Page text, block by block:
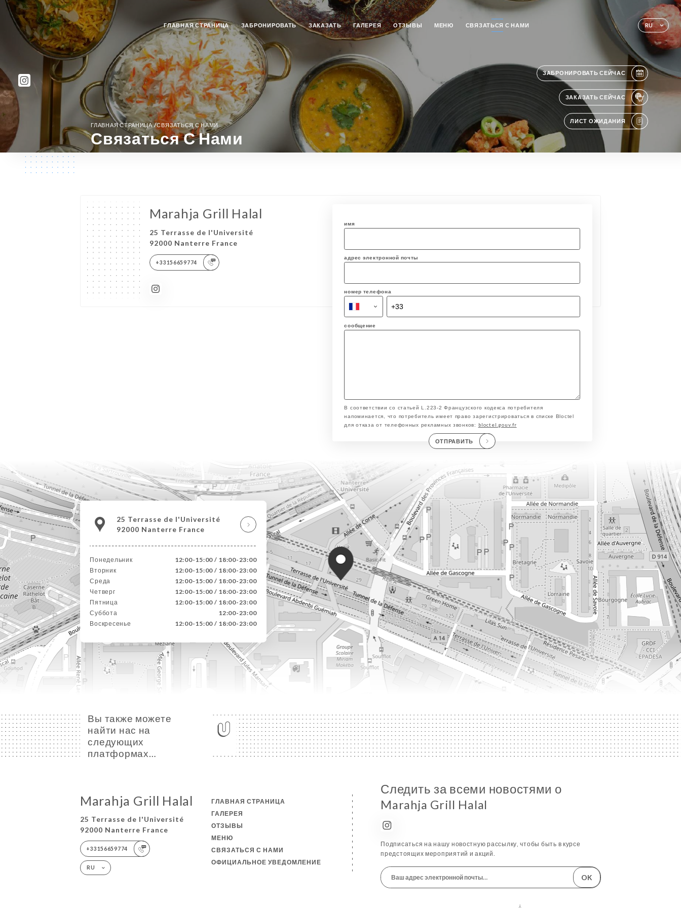
RU
ГЛАВНАЯ СТРАНИЦА ЗАБРОНИРОВАТЬ ЗАКАЗАТЬ ГАЛЕРЕЯ ОТЗЫВЫ МЕНЮ СВЯЗАТЬСЯ С НАМИ
ЗАБРОНИРОВАТЬ СЕЙЧАС
ЗАКАЗАТЬ СЕЙЧАС
ЛИСТ ОЖИДАНИЯ
ГЛАВНАЯ СТРАНИЦА/СВЯЗАТЬСЯ С НАМИ
Связаться С Нами
Marahja Grill Halal
25 Terrasse de l'Université
92000 Nanterre France
+33156659774
имя
адрес электронной почты
номер телефона
сообщение
В соответствии со статьей L.223-2 Французского кодекса потребителя
напоминается, что потребитель имеет право зарегистрироваться в списке Bloctel
для отказа от телефонных рекламных звонков:
bloctel.gouv.fr
ОТПРАВИТЬ
25 Terrasse de l'Université
92000 Nanterre France
Понедельник
12:00-15:00 / 18:00-23:00
Вторник
12:00-15:00 / 18:00-23:00
Среда
12:00-15:00 / 18:00-23:00
Четверг
12:00-15:00 / 18:00-23:00
Пятница
12:00-15:00 / 18:00-23:00
Суббота
12:00-23:00
Воскресенье
12:00-15:00 / 18:00-23:00
Вы также можете
найти нас на
следующих
платформах…
Marahja Grill Halal
25 Terrasse de l'Université
92000 Nanterre France
+33156659774
RU
ГЛАВНАЯ СТРАНИЦА
ГАЛЕРЕЯ
ОТЗЫВЫ
МЕНЮ
СВЯЗАТЬСЯ С НАМИ
ОФИЦИАЛЬНОЕ УВЕДОМЛЕНИЕ
Следить за всеми новостями о
Marahja Grill Halal
Подписаться на нашу новостную рассылку, чтобы быть в курсе
предстоящих мероприятий и акций.
OK